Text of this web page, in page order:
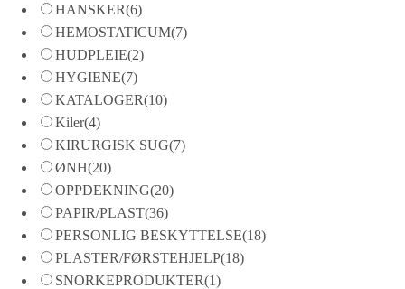
HANSKER(6)
HEMOSTATICUM(7)
HUDPLEIE(2)
HYGIENE(7)
KATALOGER(10)
Kiler(4)
KIRURGISK SUG(7)
ØNH(20)
OPPDEKNING(20)
PAPIR/PLAST(36)
PERSONLIG BESKYTTELSE(18)
PLASTER/FØRSTEHJELP(18)
SNORKEPRODUKTER(1)